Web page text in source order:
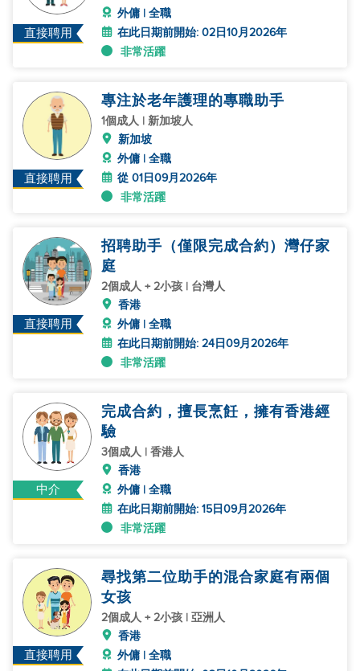
直接聘用
外傭 | 全職
在此日期前開始: 02日10月2026年
非常活躍
直接聘用
專注於老年護理的專職助手
1個成人 | 新加坡人
新加坡
外傭 | 全職
從 01日09月2026年
非常活躍
直接聘用
招聘助手（僅限完成合約）灣仔家
庭
2個成人 + 2小孩 | 台灣人
香港
外傭 | 全職
在此日期前開始: 24日09月2026年
非常活躍
中介
完成合約，擅長烹飪，擁有香港經
驗
3個成人 | 香港人
香港
外傭 | 全職
在此日期前開始: 15日09月2026年
非常活躍
直接聘用
尋找第二位助手的混合家庭有兩個
女孩
2個成人 + 2小孩 | 亞洲人
香港
外傭 | 全職